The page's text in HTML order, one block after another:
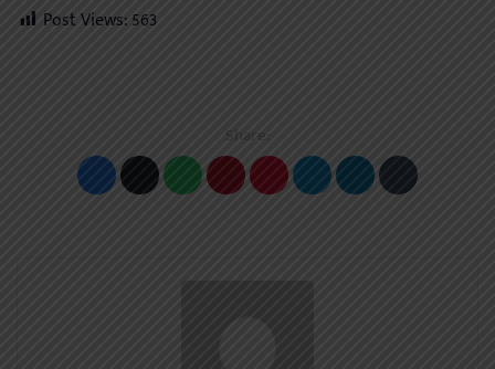
Post Views:563
Share: